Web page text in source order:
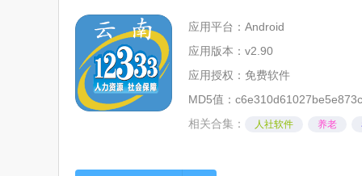
应用平台：Android
应用版本：v2.90
应用授权：免费软件
MD5值：
相关合集：
人社软件 养老